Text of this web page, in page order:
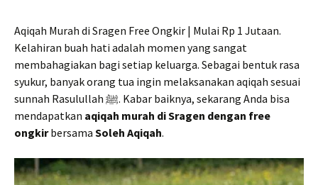
Aqiqah Murah di Sragen Free Ongkir | Mulai Rp 1 Jutaan.
Kelahiran buah hati adalah momen yang sangat
membahagiakan bagi setiap keluarga. Sebagai bentuk rasa
syukur, banyak orang tua ingin melaksanakan aqiqah sesuai
sunnah Rasulullah ﷺ. Kabar baiknya, sekarang Anda bisa
mendapatkan aqiqah murah di Sragen dengan free
ongkirbersama Soleh Aqiqah.